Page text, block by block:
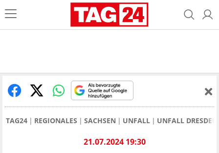
TAG24 REGIONALES SACHSEN UNFALL UNFALL
21.07.2024 19:30